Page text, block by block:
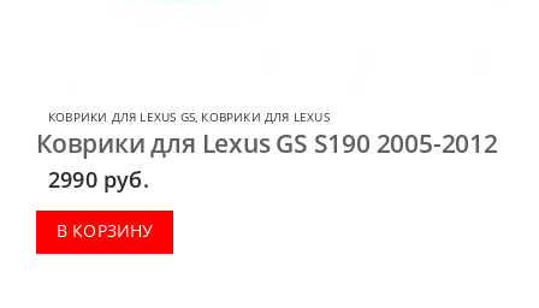
КОВРИКИ ДЛЯ LEXUS GS, КОВРИКИ ДЛЯ LEXUS
Коврики для Lexus GS S190 2005-2012
2990 руб.
В КОРЗИНУ